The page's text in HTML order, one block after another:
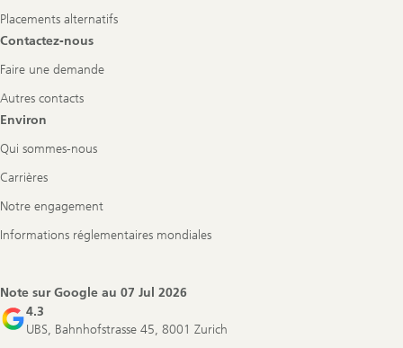
Placements alternatifs
Contactez-nous
Faire une demande
Autres contacts
Environ
Qui sommes-nous
Carrières
Notre engagement
Informations réglementaires mondiales
Note sur Google au 07 Jul 2026
4.3
UBS, Bahnhofstrasse 45, 8001 Zurich